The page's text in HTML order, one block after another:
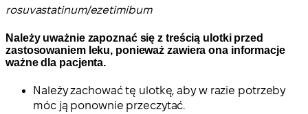
rosuvastatinum/ezetimibum
Należy uważnie zapoznać się z treścią ulotki przed
zastosowaniem leku, ponieważ zawiera ona informacje
ważne dla pacjenta.
Należy zachować tę ulotkę, aby w razie potrzeby
móc ją ponownie przeczytać.